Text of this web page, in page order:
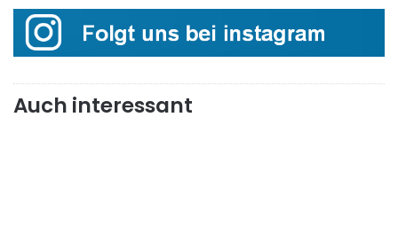
Auch interessant